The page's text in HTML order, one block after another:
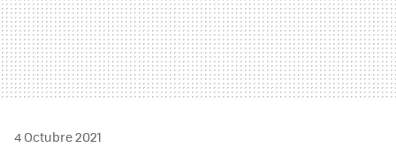
4 Octubre 2021